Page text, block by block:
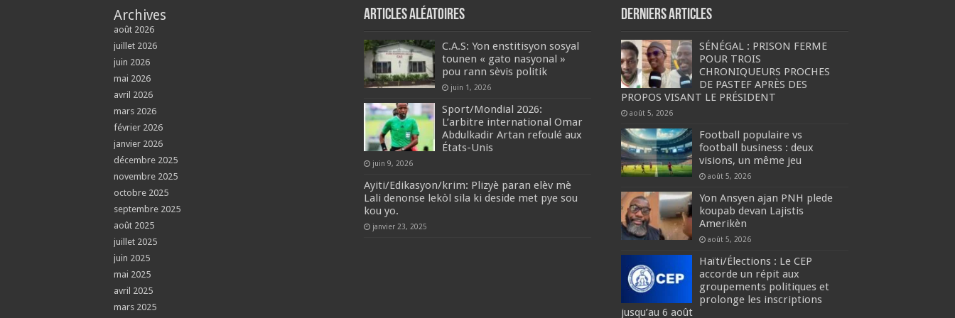
Archives
août 2026
juillet 2026
juin 2026
mai 2026
avril 2026
mars 2026
février 2026
janvier 2026
décembre 2025
novembre 2025
octobre 2025
septembre 2025
août 2025
juillet 2025
juin 2025
mai 2025
avril 2025
mars 2025
Articles aléatoires
C.A.S: Yon enstitisyon sosyal
tounen « gato nasyonal »
pou rann sèvis politik
juin 1, 2026
Sport/Mondial 2026:
L’arbitre international Omar
Abdulkadir Artan refoulé aux
États-Unis
juin 9, 2026
Ayiti/Edikasyon/krim: Plizyè paran elèv mè
Lali denonse lekòl sila ki deside met pye sou
kou yo.
janvier 23, 2025
Derniers articles
SÉNÉGAL : PRISON FERME
POUR TROIS
CHRONIQUEURS PROCHES
DE PASTEF APRÈS DES
PROPOS VISANT LE PRÉSIDENT
août 5, 2026
Football populaire vs
football business : deux
visions, un même jeu
août 5, 2026
Yon Ansyen ajan PNH plede
koupab devan Lajistis
Amerikèn
août 5, 2026
Haïti/Élections : Le CEP
accorde un répit aux
groupements politiques et
prolonge les inscriptions
jusqu’au 6 août